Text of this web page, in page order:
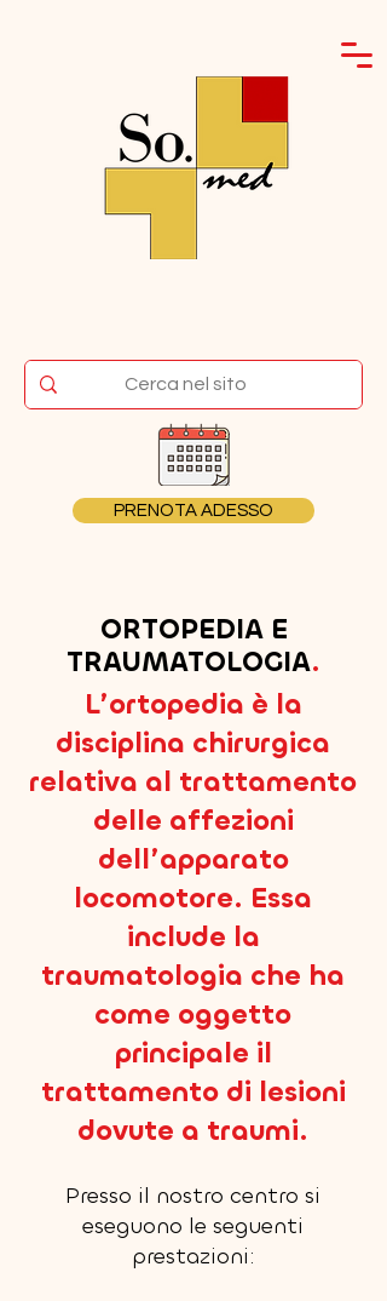
PRENOTA ADESSO
ORTOPEDIA E
TRAUMATOLOGIA.
L’ortopedia è la
disciplina chirurgica
relativa al trattamento
delle affezioni
dell’apparato
locomotore. Essa
include la
traumatologia che ha
come oggetto
principale il
trattamento di lesioni
dovute a traumi.
Presso il nostro centro si
eseguono le seguenti
prestazioni: